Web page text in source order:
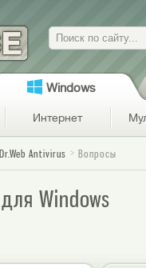
Поиск
Windows
Интернет
Dr.Web Antivirus Вопросы
Windows